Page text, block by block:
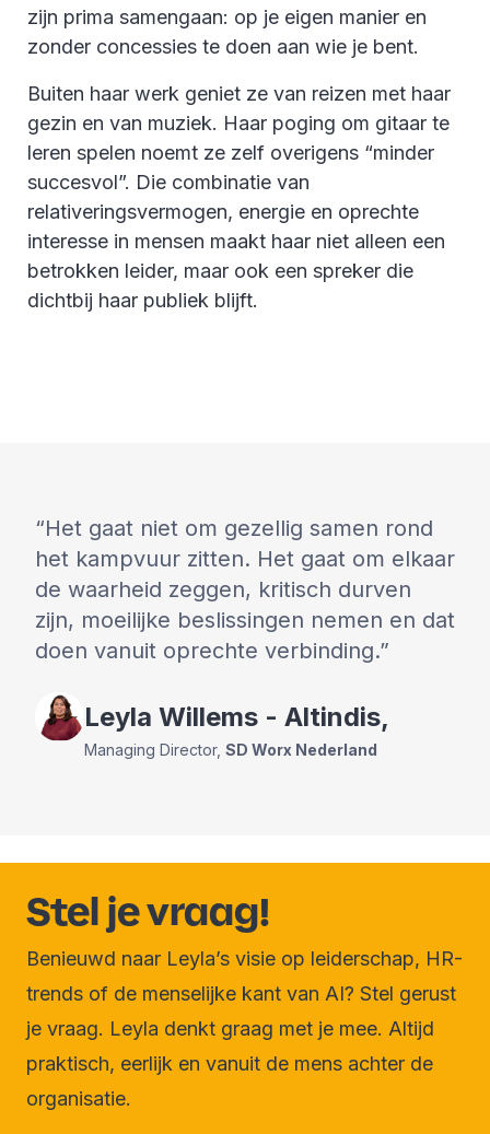
zijn prima samengaan: op je eigen manier en
zonder concessies te doen aan wie je bent.
Buiten haar werk geniet ze van reizen met haar
gezin en van muziek. Haar poging om gitaar te
leren spelen noemt ze zelf overigens “minder
succesvol”. Die combinatie van
relativeringsvermogen, energie en oprechte
interesse in mensen maakt haar niet alleen een
betrokken leider, maar ook een spreker die
dichtbij haar publiek blijft.
Het gaat niet om gezellig samen rond
het kampvuur zitten. Het gaat om elkaar
de waarheid zeggen, kritisch durven
zijn, moeilijke beslissingen nemen en dat
doen vanuit oprechte verbinding.
LeylaWillems - Altindis,
Managing Director,SD Worx Nederland
Stel je vraag!
Benieuwd naar Leyla’s visie op leiderschap, HR-
trends of de menselijke kant van AI? Stel gerust
je vraag. Leyla denkt graag met je mee. Altijd
praktisch, eerlijk en vanuit de mens achter de
organisatie.